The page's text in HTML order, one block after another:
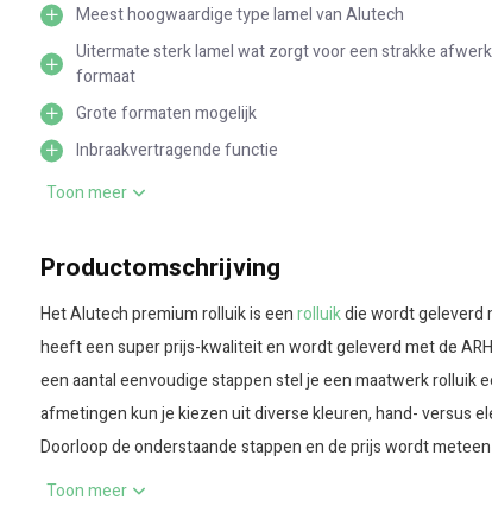
Meest hoogwaardige type lamel van Alutech
Uitermate sterk lamel wat zorgt voor een strakke
formaat
Grote formaten mogelijk
Inbraakvertragende functie
Verduisterend
Nauwelijks onderhoud
Zwaarder rolluik en daardoor lastiger te monteren
Toon meer
Productomschrijving
Het Alutech premium rolluik is eenrolluikdie wordt geleverd
heeft een super prijs-kwaliteit en wordt geleverd met de
een aantal eenvoudige stappen stel je een maatwerk rolluik
afmetingen kun je kiezen uit diverse kleuren, hand- versus
Doorloop de onderstaande stappen en de prijs wordt
aantal weken (zie hierboven actuele levertijden) al in huis en
Toon meer